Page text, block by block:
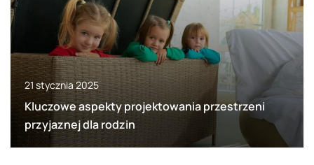
21 stycznia 2025
Kluczowe aspekty projektowania przestrzeni
przyjaznej dla rodzin